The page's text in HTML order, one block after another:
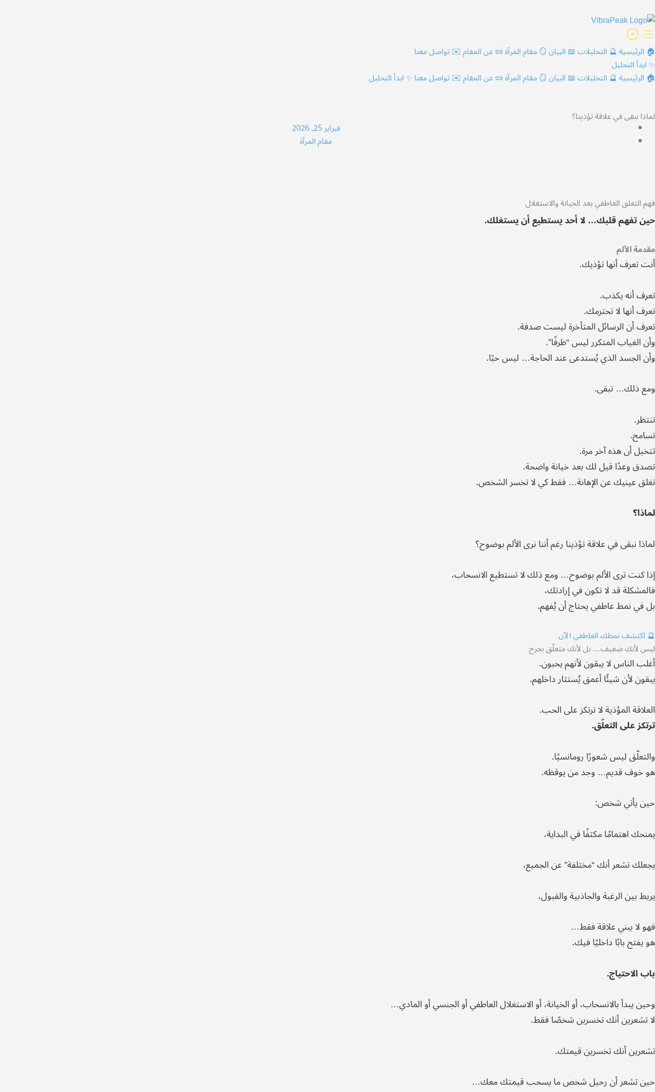
إلى
المحتوى
🏠 الرئيسية🔮 التحليلات📖 البيان🪞 مقام المرآة 📜 عن المقام✉️ تواصل معنا
✨ ابدأ التحليل
🏠 الرئيسية🔮 التحليلات📖 البيان🪞 مقام المرآة 📜 عن المقام✉️ تواصل معنا✨ ابدأ التحليل
لماذا نبقى في علاقة تؤذينا؟
فبراير 25, 2026
مقام المرآة
فهم التعلق العاطفي بعد الخيانة والاستغلال
حين تفهم قلبك… لا أحد يستطيع أن يستغلك.
مقدمة الألم
أنت تعرف أنها تؤذيك.
تعرف أنه يكذب.
تعرف أنها لا تحترمك.
تعرف أن الرسائل المتأخرة ليست صدفة.
وأن الغياب المتكرر ليس “ظرفًا”.
وأن الجسد الذي يُستدعى عند الحاجة… ليس حبًا.
ومع ذلك… تبقى.
تنتظر.
تسامح.
تتخيل أن هذه آخر مرة.
تصدق وعدًا قيل لك بعد خيانة واضحة.
تغلق عينيك عن الإهانة… فقط كي لا تخسر الشخص.
لماذا؟
لماذا نبقى في علاقة تؤذينا رغم أننا نرى الألم بوضوح؟
إذا كنت ترى الألم بوضوح… ومع ذلك لا تستطيع الانسحاب،
فالمشكلة قد لا تكون في إرادتك،
بل في نمط عاطفي يحتاج أن يُفهم.
🔮 اكتشف نمطك العاطفي الآن
ليس لأنك ضعيف… بل لأنك متعلّق بجرح
أغلب الناس لا يبقون لأنهم يحبون.
يبقون لأن شيئًا أعمق يُستثار داخلهم.
العلاقة المؤذية لا ترتكز على الحب.
ترتكز على التعلّق.
والتعلّق ليس شعورًا رومانسيًا.
هو خوف قديم… وجد من يوقظه.
حين يأتي شخص:
يمنحك اهتمامًا مكثفًا في البداية،
يجعلك تشعر أنك “مختلفة” عن الجميع،
يربط بين الرغبة والجاذبية والقبول،
فهو لا يبني علاقة فقط…
هو يفتح بابًا داخليًا فيك.
باب الاحتياج.
وحين يبدأ بالانسحاب، أو الخيانة، أو الاستغلال العاطفي أو الجنسي أو المادي…
لا تشعرين أنك تخسرين شخصًا فقط.
تشعرين أنك تخسرين قيمتك.
حين تشعر أن رحيل شخص ما يسحب قيمتك معك…